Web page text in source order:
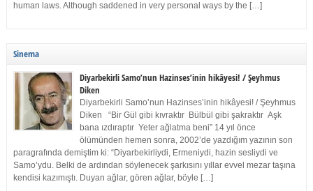
human laws. Although saddened in very personal ways by the […]
Sinema
Diyarbekirli Samo’nun Hazinses’inin hikâyesi! / Şeyhmus
Diken
Diyarbekirli Samo’nun Hazinses’inin hikâyesi! / Şeyhmus
Diken “Bir Gül gibi kıvraktır Bülbül gibi şakraktır Aşk
bana ızdıraptır Yeter ağlatma beni” 14 yıl önce
ölümünden hemen sonra, 2002’de yazdığım yazının son
paragrafında demiştim ki: “Diyarbekirliydi, Ermeniydi, hazin sesliydi ve
Samo’ydu. Belki de ardından söylenecek şarkısını yıllar evvel mezar taşına
kendisi kazımıştı. Duyan ağlar, gören ağlar, böyle […]